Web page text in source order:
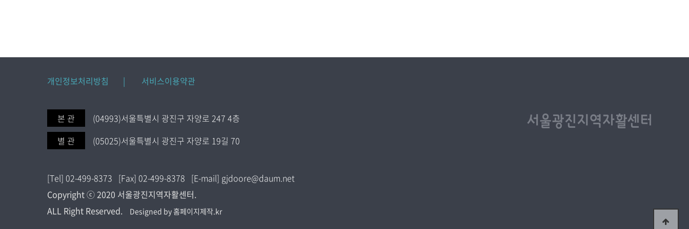
개인정보처리방침 | 서비스이용약관
본 관
(04993)서울특별시 광진구 자양로 247 4층
별 관
(05025)서울특별시 광진구 자양로 19길 70
[Tel] 02-499-8373 [Fax] 02-499-8378 [E-mail] gjdoore@daum.net
Copyright ⓒ 2020 서울광진지역자활센터.
ALL Right Reserved.
Designed by 홈페이지제작.kr